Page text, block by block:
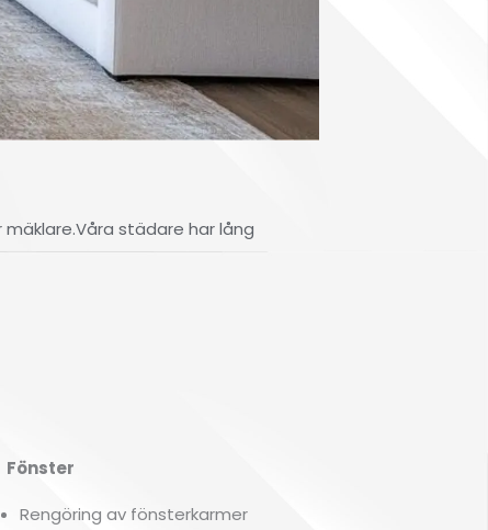
städare har lång
Rengöring av fönsterkarmer